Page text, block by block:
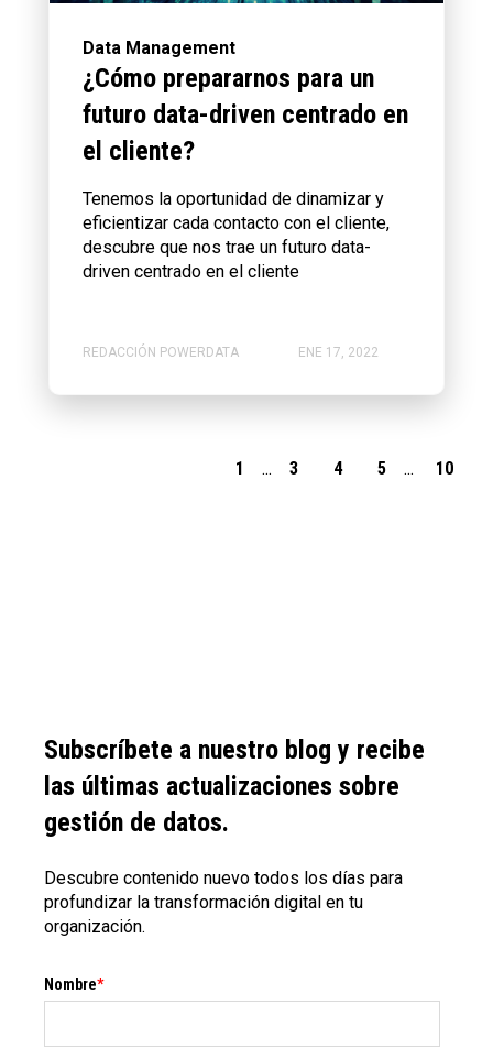
Data Management
¿Cómo prepararnos para un
futuro data-driven centrado en
el cliente?
Tenemos la oportunidad de dinamizar y
eficientizar cada contacto con el cliente,
descubre que nos trae un futuro data-
driven centrado en el cliente
REDACCIÓN POWERDATA ENE 17, 2022
1 ... 3 4 5 ... 10
Subscríbete a nuestro blog y recibe
las últimas actualizaciones sobre
gestión de datos.
Descubre contenido nuevo todos los días para
profundizar la transformación digital en tu
organización.
Nombre*